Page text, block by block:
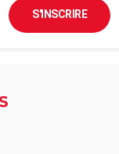
S'INSCRIRE